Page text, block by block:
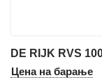
DE RIJK RVS
Цена на барање